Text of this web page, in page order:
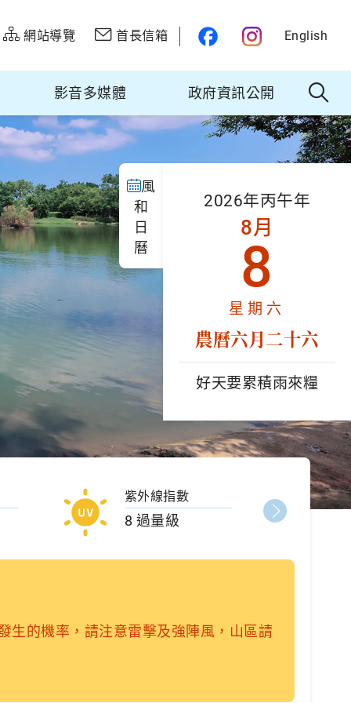
網站導覽 首長信箱 English
影音多媒體 政府資訊公開
風
和
日
曆
2026年丙午年
8月
8
星期六
農曆六月二十六
好天要累積雨來糧
紫外線指數
8 過量級
生的機率，請注意雷擊及強陣風，山區請